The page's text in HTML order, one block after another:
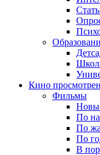
Кино
Фильмы
По
По
По
В